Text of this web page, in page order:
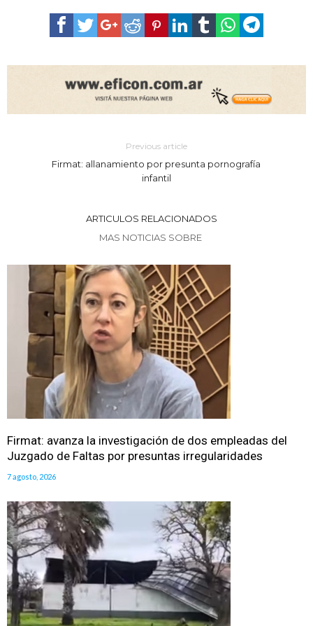
Previous article
Firmat: allanamiento por presunta pornografía
infantil
ARTICULOS RELACIONADOS
MAS NOTICIAS SOBRE
Firmat: avanza la investigación de dos empleadas del
Juzgado de Faltas por presuntas irregularidades
7 agosto, 2026